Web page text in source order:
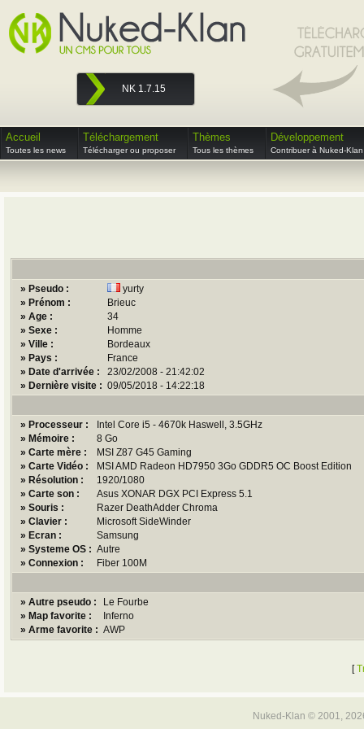
NK 1.7.15
Accueil
Toutes les news
Téléchargement
Télécharger ou proposer
Thèmes
Tous les thèmes
Développement
Contribuer à Nuked-Klan
» Pseudo :
yurty
» Prénom :
Brieuc
» Age :
34
» Sexe :
Homme
» Ville :
Bordeaux
» Pays :
France
» Date d'arrivée :
23/02/2008 - 21:42:02
» Dernière visite : 09/05/2018 - 14:22:18
» Processeur :
Intel Core i5 - 4670k Haswell, 3.5GHz
» Mémoire :
8 Go
» Carte mère :
MSI Z87 G45 Gaming
» Carte Vidéo :
MSI AMD Radeon HD7950 3Go GDDR5 OC Boost Edition
» Résolution :
1920/1080
» Carte son :
Asus XONAR DGX PCI Express 5.1
» Souris :
Razer DeathAdder Chroma
» Clavier :
Microsoft SideWinder
» Ecran :
Samsung
» Systeme OS : Autre
» Connexion :
Fiber 100M
» Autre pseudo :
Le Fourbe
» Map favorite :
Inferno
» Arme favorite : AWP
[
Nuked-Klan © 2001,